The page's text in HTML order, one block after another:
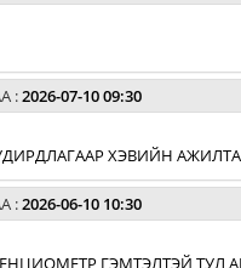
:2026-07-10 09:30
ХЭВИЙН
:2026-06-10 10:30
ГЭМТЭЛТЭЙ ТУЛ